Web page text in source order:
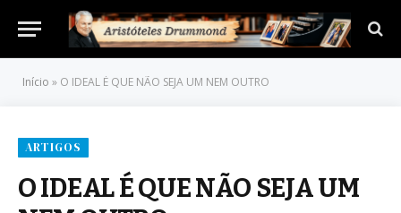
Início » O IDEAL É QUE NÃO SEJA UM NEM OUTRO
ARTIGOS
O IDEAL É QUE NÃO SEJA UM